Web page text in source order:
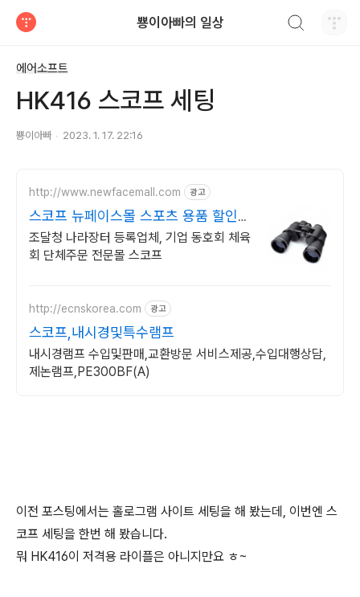
뿅이아빠의 일상
에어소프트
HK416 스코프 세팅
뿅이아빠 2023. 1. 17. 22:16
http://www.newfacemall.com 광고
스코프 뉴페이스몰 스포츠 용품 할인
이벤트
조달청 나라장터 등록업체, 기업 동호회 체육
회 단체주문 전문몰 스코프
http://ecnskorea.com 광고
스코프,내시경및특수램프
내시경램프 수입및판매,교환방문 서비스제공,수입대행상담,
제논램프,PE300BF(A)
이전 포스팅에서는 홀로그램 사이트 세팅을 해 봤는데, 이번엔 스
코프 세팅을 한번 해 봤습니다.
뭐 HK416이 저격용 라이플은 아니지만요 ㅎ~